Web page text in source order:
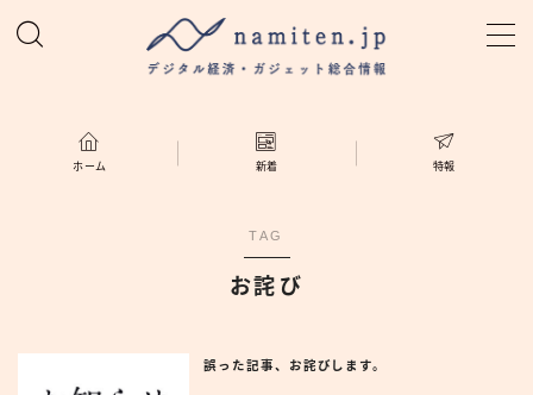
ホーム
namiten.jp
ホーム 新着 特報
TAG
お詫び
誤った記事、お詫びします。